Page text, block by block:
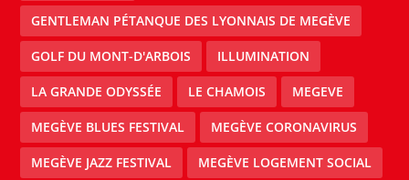
GENTLEMAN PÉTANQUE DES LYONNAIS DE MEGÈVE
GOLF DU MONT-D'ARBOIS ILLUMINATION
LA GRANDE ODYSSÉE LE CHAMOIS MEGEVE
MEGÈVE BLUES FESTIVAL MEGÈVE CORONAVIRUS
MEGÈVE JAZZ FESTIVAL MEGÈVE LOGEMENT SOCIAL